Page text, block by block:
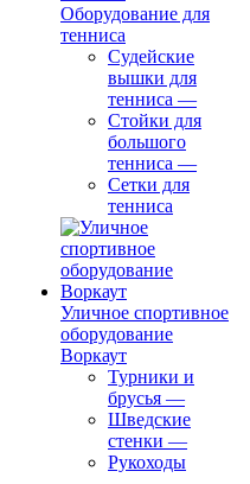
Оборудование для
тенниса
Судейские
вышки для
тенниса —
Стойки для
большого
тенниса —
Сетки для
тенниса
Уличное спортивное
оборудование
Воркаут
Турники и
брусья —
Шведские
стенки —
Рукоходы